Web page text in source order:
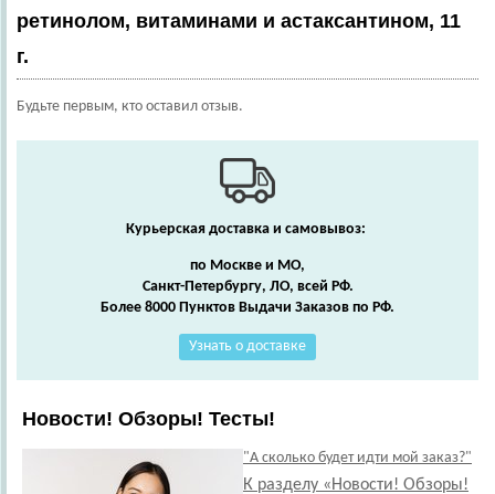
ретинолом, витаминами и астаксантином, 11
г.
Будьте первым, кто оставил отзыв.
Курьерская доставка и самовывоз:
по Москве и МО,
Санкт-Петербургу, ЛО, всей РФ.
Более 8000 Пунктов Выдачи Заказов по РФ.
Узнать о доставке
Новости! Обзоры! Тесты!
"А сколько будет идти мой заказ?"
К разделу «Новости! Обзоры!